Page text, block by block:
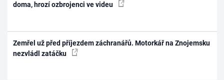
doma, hrozí ozbrojenci ve videu
Zemřel už před příjezdem záchranářů. Motorkář na Znojemsku
nezvládl zatáčku